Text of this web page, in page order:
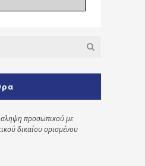
προσωπικού με
δικαίου ορισμένου